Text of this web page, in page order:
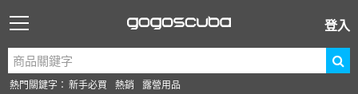
登入
熱門關鍵字： 新手必買 熱銷 露營用品